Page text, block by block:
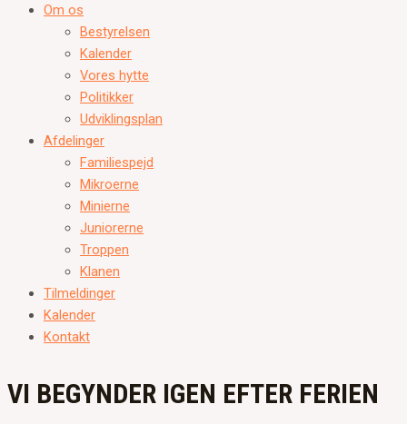
Om os
Bestyrelsen
Kalender
Vores hytte
Politikker
Udviklingsplan
Afdelinger
Familiespejd
Mikroerne
Minierne
Juniorerne
Troppen
Klanen
Tilmeldinger
Kalender
Kontakt
VI BEGYNDER IGEN EFTER FERIEN